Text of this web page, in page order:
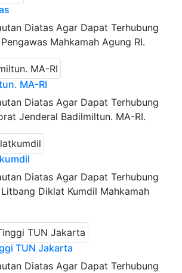
Diatas Agar Dapat Terhubung
Mahkamah Agung RI.
MA-RI
Diatas Agar Dapat Terhubung
Jenderal Badilmiltun. MA-RI.
Diatas Agar Dapat Terhubung
Diklat Kumdil Mahkamah
TUN Jakarta
Diatas Agar Dapat Terhubung